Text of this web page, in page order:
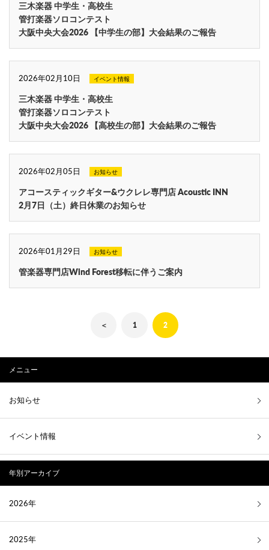
三木楽器 中学生・高校生
管打楽器ソロコンテスト
大阪中央大会2026 【中学生の部】大会結果のご報告
2026年02月10日 イベント情報
三木楽器 中学生・高校生
管打楽器ソロコンテスト
大阪中央大会2026 【高校生の部】大会結果のご報告
2026年02月05日 お知らせ
アコースティックギター&ウクレレ専門店 Acoustic INN
2月7日（土）終日休業のお知らせ
2026年01月29日 お知らせ
管楽器専門店Wind Forest移転に伴うご案内
＜ 1 2
メニュー
お知らせ
イベント情報
年別アーカイブ
2026年
2025年